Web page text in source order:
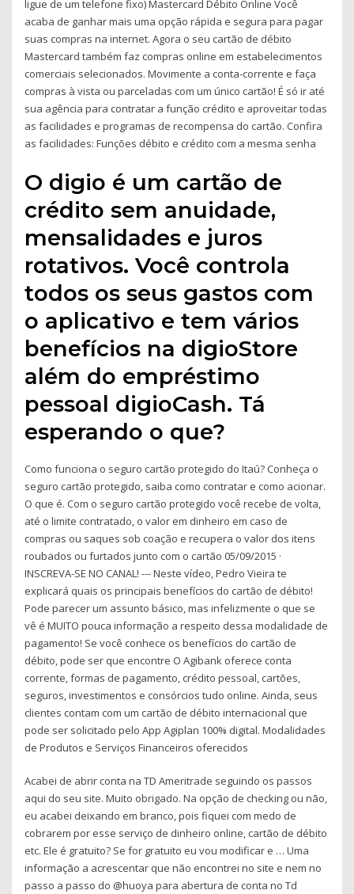
ligue de um telefone fixo) Mastercard Débito Online Você
acaba de ganhar mais uma opção rápida e segura para pagar
suas compras na internet. Agora o seu cartão de débito
Mastercard também faz compras online em estabelecimentos
comerciais selecionados. Movimente a conta-corrente e faça
compras à vista ou parceladas com um único cartão! É só ir até
sua agência para contratar a função crédito e aproveitar todas
as facilidades e programas de recompensa do cartão. Confira
as facilidades: Funções débito e crédito com a mesma senha
O digio é um cartão de
crédito sem anuidade,
mensalidades e juros
rotativos. Você controla
todos os seus gastos com
o aplicativo e tem vários
benefícios na digioStore
além do empréstimo
pessoal digioCash. Tá
esperando o que?
Como funciona o seguro cartão protegido do Itaú? Conheça o
seguro cartão protegido, saiba como contratar e como acionar.
O que é. Com o seguro cartão protegido você recebe de volta,
até o limite contratado, o valor em dinheiro em caso de
compras ou saques sob coação e recupera o valor dos itens
roubados ou furtados junto com o cartão 05/09/2015 ·
INSCREVA-SE NO CANAL! --- Neste vídeo, Pedro Vieira te
explicará quais os principais benefícios do cartão de débito!
Pode parecer um assunto básico, mas infelizmente o que se
vê é MUITO pouca informação a respeito dessa modalidade de
pagamento! Se você conhece os benefícios do cartão de
débito, pode ser que encontre O Agibank oferece conta
corrente, formas de pagamento, crédito pessoal, cartões,
seguros, investimentos e consórcios tudo online. Ainda, seus
clientes contam com um cartão de débito internacional que
pode ser solicitado pelo App Agiplan 100% digital. Modalidades
de Produtos e Serviços Financeiros oferecidos
Acabei de abrir conta na TD Ameritrade seguindo os passos
aqui do seu site. Muito obrigado. Na opção de checking ou não,
eu acabei deixando em branco, pois fiquei com medo de
cobrarem por esse serviço de dinheiro online, cartão de débito
etc. Ele é gratuito? Se for gratuito eu vou modificar e … Uma
informação a acrescentar que não encontrei no site e nem no
passo a passo do @huoya para abertura de conta no Td